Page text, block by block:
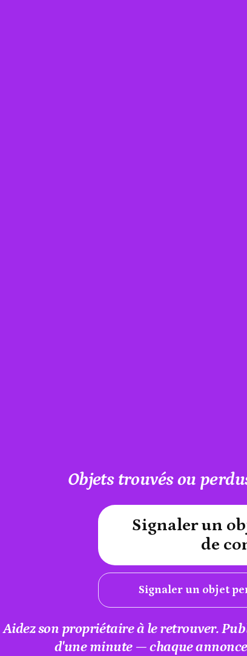
Objets trouvés ou
Signaler un
de
Signaler un objet
Aidez son propriétaire à le retrouver.
d'une minute — chaque